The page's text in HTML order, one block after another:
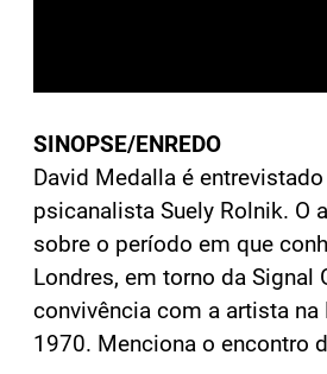
SINOPSE/ENREDO
David Medalla é
psicanalista Suely Rolnik.
sobre o período em que
Londres, em torno da Signal
convivência com a artista
1970. Menciona o encontro